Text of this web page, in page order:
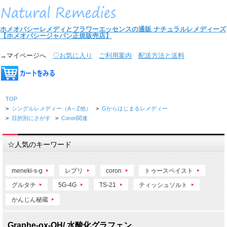
ホメオパシーレメディとフラワーエッセンスの通販 ナチュラルレメディーズ
【ホメオパシージャパン正規販売店】
→マイページへ ♡お気に入り ご利用案内 配送方法と送料
TOP
> シングルレメディー（A～Z他） > Gからはじまるレメディー
> 目的別にさがす > Coron関連
☆人気のキーワード
meneki-s-g レプリ coron トゥースペイスト
グルタチ 5G-4G TS-21 ティッシュソルト
かんじん秘蔵